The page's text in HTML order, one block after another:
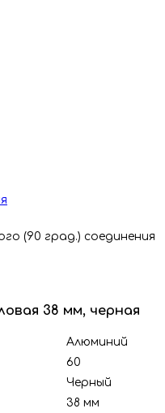
(90 град.) соединения
38 мм, черная
Алюминий
60
Черный
38 мм